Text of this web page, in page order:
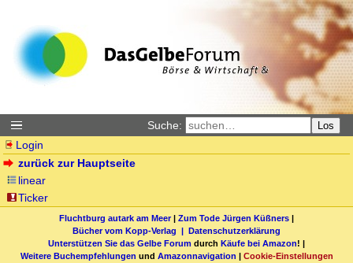
Suche: Los
Login
zurück zur Hauptseite
linear
Ticker
Fluchtburg autark am Meer| Zum Tode Jürgen Küßners |
Bücher vom Kopp-Verlag | Datenschutzerklärung
Unterstützen Sie das Gelbe Forum durch Käufe bei Amazon! |
Weitere Buchempfehlungen und Amazonnavigation | Cookie-Einstellungen